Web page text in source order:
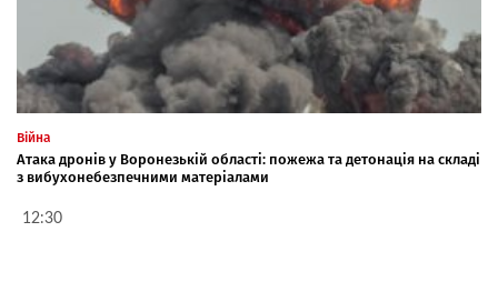
Війна
Атака дронів у Воронезькій області: пожежа та детонація на складі
з вибухонебезпечними матеріалами
12:30